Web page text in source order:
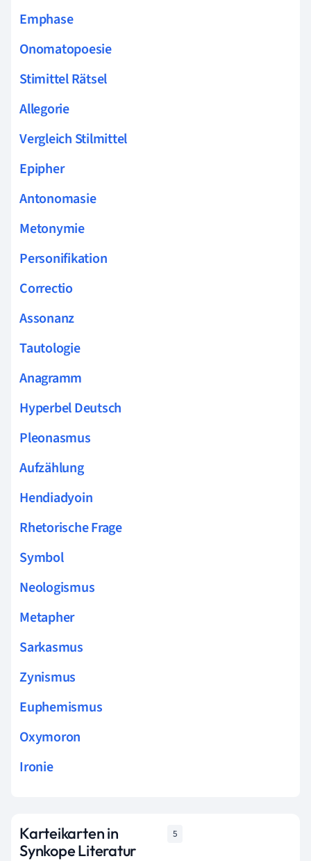
Emphase
Onomatopoesie
Stimittel Rätsel
Allegorie
Vergleich Stilmittel
Epipher
Antonomasie
Metonymie
Personifikation
Correctio
Assonanz
Tautologie
Anagramm
Hyperbel Deutsch
Pleonasmus
Aufzählung
Hendiadyoin
Rhetorische Frage
Symbol
Neologismus
Metapher
Sarkasmus
Zynismus
Euphemismus
Oxymoron
Ironie
Karteikarten in
Synkope Literatur
5